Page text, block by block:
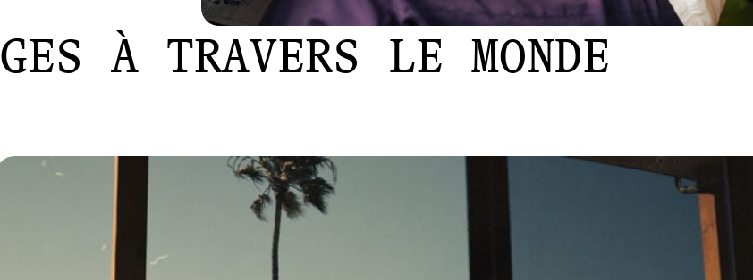
À TRAVERS LE MONDE